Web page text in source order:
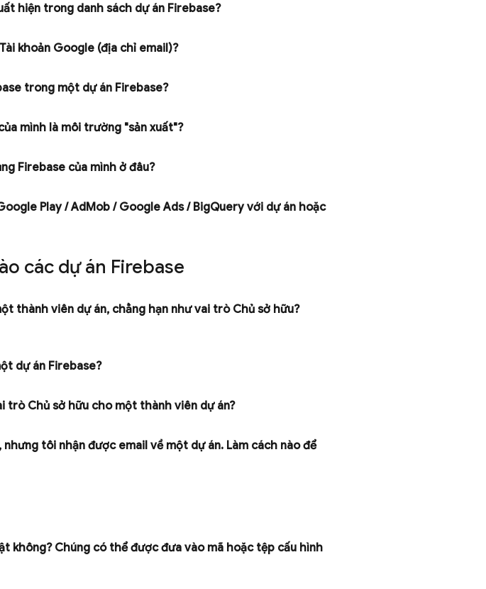
hiện trong danh sách dự án Firebase?
khoản Google (địa chỉ email)?
trong một dự án Firebase?
mình là môi trường "sản xuất"?
Firebase của mình ở đâu?
Play/ AdMob / Google Ads / BigQueryvới dự án hoặc
các dự án Firebase
thành viên dự án, chẳng hạn như vai trò Chủ sở hữu?
dự án Firebase?
trò Chủ sở hữu cho một thành viên dự án?
, nhưng tôi nhận được email về một dự án. Làm cách nào để
không? Chúng có thể được đưa vào mã hoặc tệp cấu hình